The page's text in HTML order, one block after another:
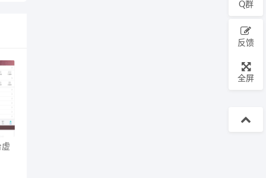
Q群
反馈
全屏